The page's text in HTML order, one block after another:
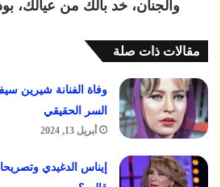
والجنان، خد بالك من عيالك،
مقالات ذات صلة
وفاة الفنانة شيرين
السر الحقيقي
أبريل 13, 2024
إيناس الدغيدي